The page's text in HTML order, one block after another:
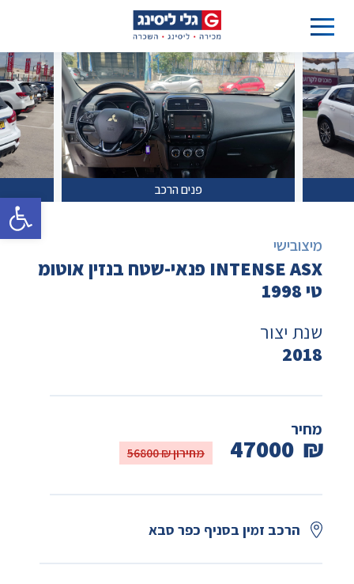
פתח
מיצובישי
INTENSE ASX פנאי-שטח בנזין אוטומ
טי 1998
שנת יצור
2018
מחיר
₪ מחירון ₪ 56800
הרכב זמין בסניף כפר סבא
פנים הרכב